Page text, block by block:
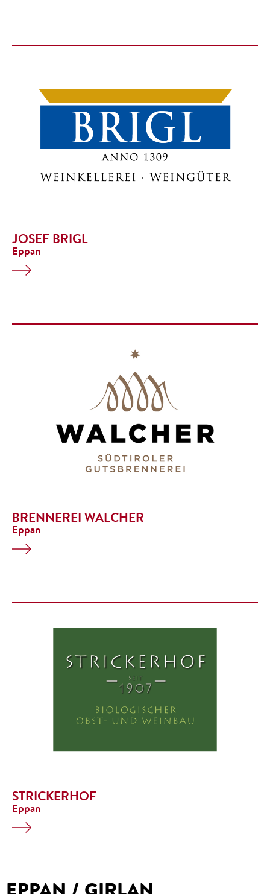
JOSEF BRIGL
Eppan
BRENNEREI WALCHER
Eppan
STRICKERHOF
Eppan